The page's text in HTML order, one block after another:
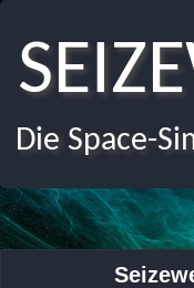
Die Space-